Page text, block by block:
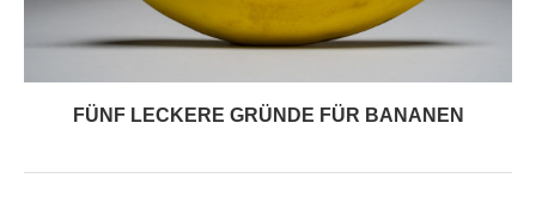
FÜNF LECKERE GRÜNDE FÜR BANANEN